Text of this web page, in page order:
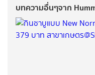
บทความอื่นๆจาก